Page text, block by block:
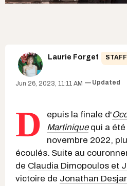
Laurie Forget STAFF
Jun 26, 2023, 11:11 AM Updated
D epuis la finale d'
Martiniquequi a été
novembre 2022,
écoulés. Suite au
de Claudia Dimopoulos et
victoire de Jonathan